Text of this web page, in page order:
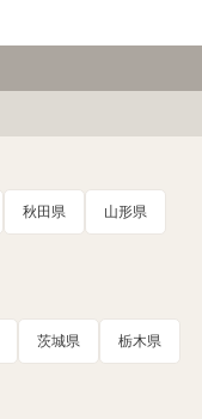
秋田県 山形県
茨城県 栃木県